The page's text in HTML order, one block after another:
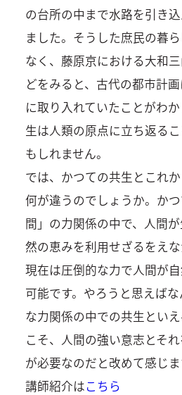
の台所の中まで水路を引き
ました。そうした庶民の暮
なく、藤原京における大和
どをみると、古代の都市計
に取り入れていたことがわ
生は人類の原点に立ち返る
もしれません。
では、かつての共生とこれ
何が違うのでしょうか。か
間」の力関係の中で、人間
然の恵みを利用せざるをえな
現在は圧倒的な力で人間が
可能です。やろうと思えば
な力関係の中での共生とい
こそ、人間の強い意志とそ
が必要なのだと改めて感じま
講師紹介はこちら